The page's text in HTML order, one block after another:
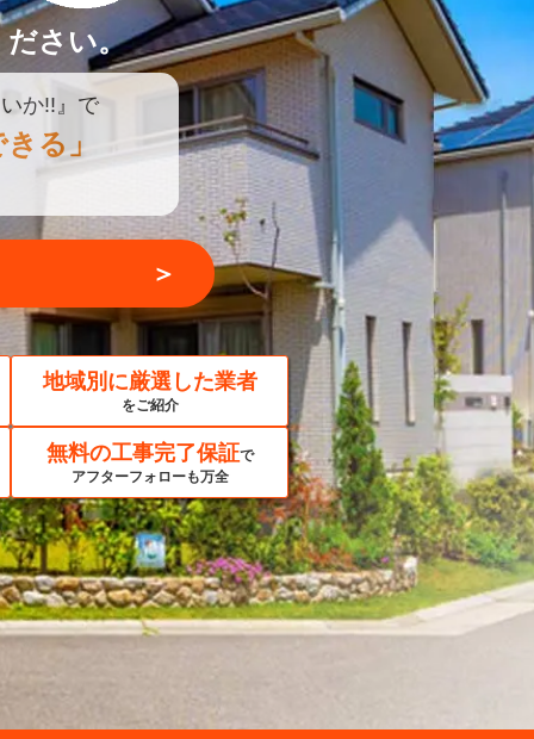
ださい。
か!!』で
る」
＞
地域別に厳選した業者
をご紹介
無料の工事完了保証で
アフターフォローも万全